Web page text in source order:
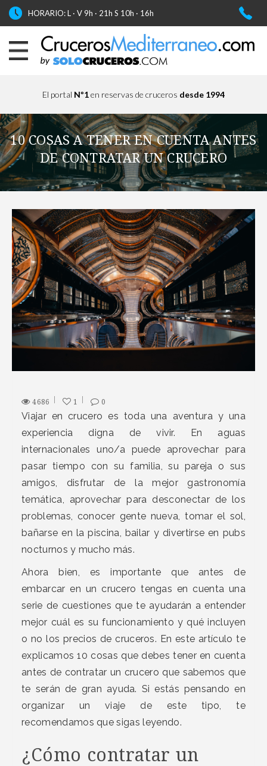
HORARIO: L · V 9h · 21h S 10h · 16h
El portal Nº1en reservas de cruceros desde 1994
10 COSAS A TENER EN CUENTA ANTES
DE CONTRATAR UN CRUCERO
4686 1 0
Viajar en crucero es toda una aventura y una
experiencia digna de vivir. En aguas
internacionales uno/a puede aprovechar para
pasar tiempo con su familia, su pareja o sus
amigos, disfrutar de la mejor gastronomía
temática, aprovechar para desconectar de los
problemas, conocer gente nueva, tomar el sol,
bañarse en la piscina, bailar y divertirse en pubs
nocturnos y mucho más.
Ahora bien, es importante que antes de
embarcar en un crucero tengas en cuenta una
serie de cuestiones que te ayudarán a entender
mejor cuál es su funcionamiento y qué incluyen
o no los precios de cruceros. En este artículo te
explicamos 10 cosas que debes tener en cuenta
antes de contratar un crucero que sabemos que
te serán de gran ayuda. Si estás pensando en
organizar un viaje de este tipo, te
recomendamos que sigas leyendo.
¿Cómo contratar un